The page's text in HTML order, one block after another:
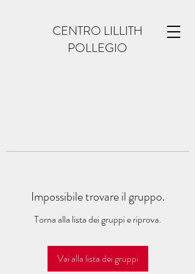
CENTRO LILLITH
POLLEGIO
Impossibile trovare il gruppo.
Torna alla lista dei gruppi e riprova.
Vai alla lista dei gruppi